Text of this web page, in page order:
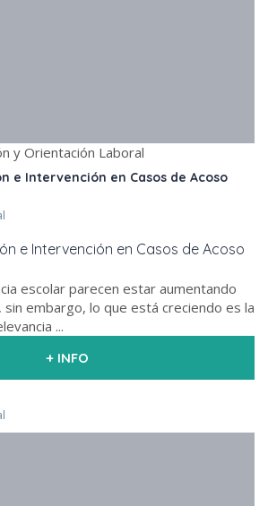
y Orientación Laboral
e Intervención en Casos de Acoso
e Intervención en Casos de Acoso
escolar parecen estar aumentando
embargo, lo que está creciendo es la
...
+ INFO